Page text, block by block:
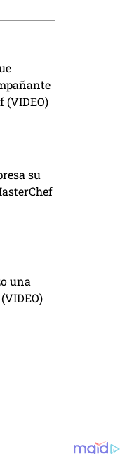
(VIDEO)
su
una